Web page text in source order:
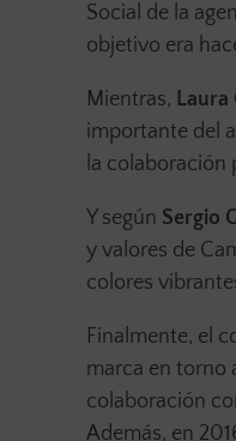
Social de la
objetivo era
Mientras, Laura
importante del
la colaboración
Y según Sergio
y valores de
colores
Finalmente, el
marca en torno
colaboración
Además, en